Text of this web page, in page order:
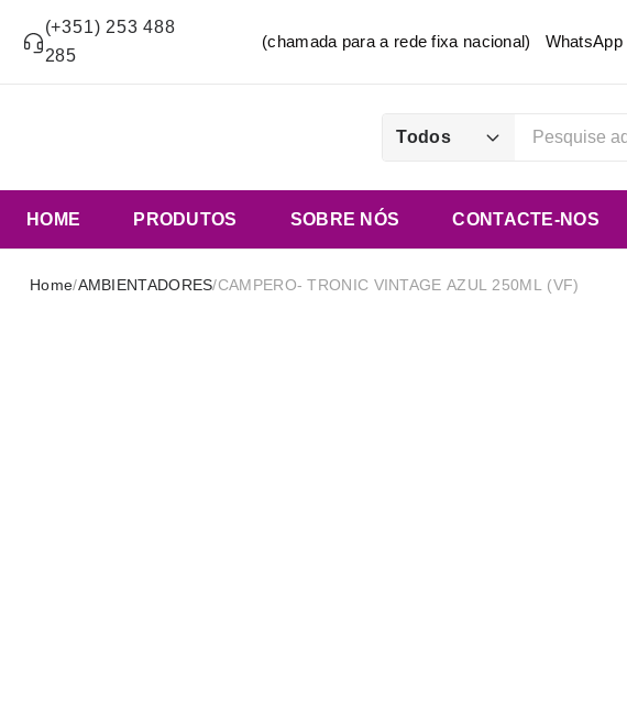
(+351) 253 488
285
(chamada para a rede fixa nacional) WhatsApp
Todos
HOME PRODUTOS SOBRE NÓS CONTACTE-NOS
Home/AMBIENTADORES/CAMPERO- TRONIC VINTAGE AZUL 250ML (VF)